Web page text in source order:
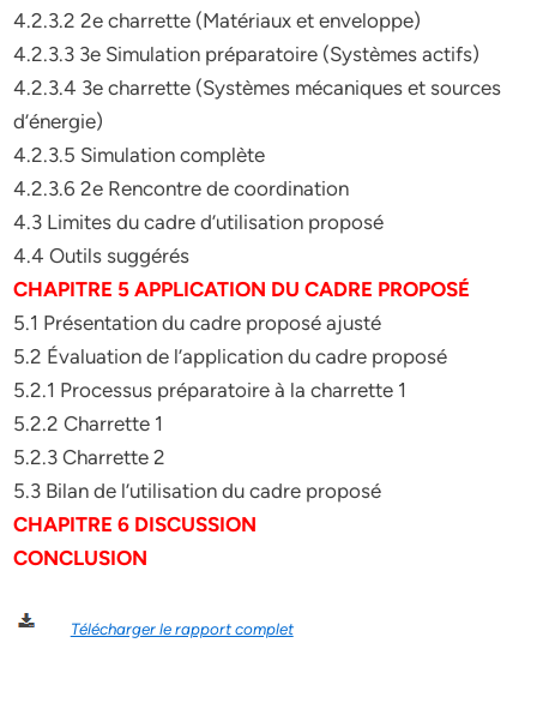
4.2.3.2 2e charrette (Matériaux et enveloppe)
4.2.3.3 3e Simulation préparatoire (Systèmes actifs)
4.2.3.4 3e charrette (Systèmes mécaniques et sources
d’énergie)
4.2.3.5 Simulation complète
4.2.3.6 2e Rencontre de coordination
4.3 Limites du cadre d’utilisation proposé
4.4 Outils suggérés
CHAPITRE 5 APPLICATION DU CADRE PROPOSÉ
5.1 Présentation du cadre proposé ajusté
5.2 Évaluation de l’application du cadre proposé
5.2.1 Processus préparatoire à la charrette 1
5.2.2 Charrette 1
5.2.3 Charrette 2
5.3 Bilan de l’utilisation du cadre proposé
CHAPITRE 6 DISCUSSION
CONCLUSION
Télécharger le rapport complet